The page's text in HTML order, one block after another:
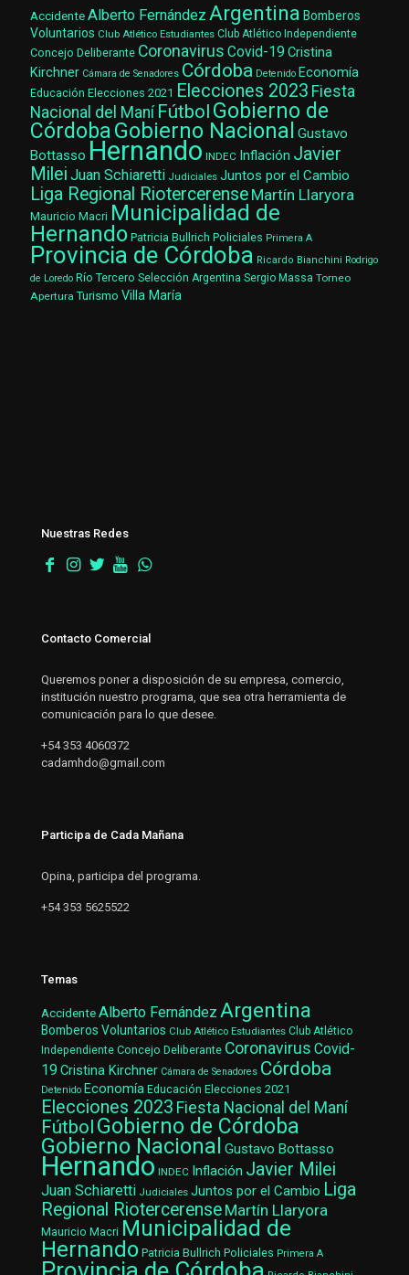
AccidenteAlberto Fernández Argentina Bomberos
Voluntarios Club Atlético Estudiantes Club Atlético Independiente
Concejo Deliberante Coronavirus Covid-19 Cristina
Kirchner Cámara de Senadores Córdoba Detenido Economía
Educación Elecciones 2021 Elecciones 2023 Fiesta
Nacional del Maní Fútbol Gobierno de
CórdobaGobierno Nacional Gustavo
Bottasso Hernando INDEC Inflación Javier
Milei Juan Schiaretti Judiciales Juntos por el Cambio
Liga Regional Riotercerense Martín Llaryora
Mauricio Macri Municipalidad de
Hernando Patricia Bullrich Policiales Primera A
Provincia de Córdoba Ricardo Bianchini Rodrigo
de Loredo Río Tercero Selección Argentina Sergio Massa Torneo
Apertura Turismo Villa María
Nuestras Redes
Contacto Comercial
Queremos poner a disposición de su empresa, comercio,
institución nuestro programa, que sea otra herramienta de
comunicación para lo que desee.
+54 353 4060372
cadamhdo@gmail.com
Participa de Cada Mañana
Opina, participa del programa.
+54 353 5625522
Temas
AccidenteAlberto Fernández Argentina
Bomberos Voluntarios Club Atlético Estudiantes Club Atlético
Independiente Concejo Deliberante Coronavirus Covid-
19 Cristina Kirchner Cámara de Senadores Córdoba
Detenido Economía Educación Elecciones 2021
Elecciones 2023 Fiesta Nacional del Maní
Fútbol Gobierno de Córdoba
Gobierno Nacional Gustavo Bottasso
Hernando INDEC Inflación Javier Milei
Juan Schiaretti Judiciales Juntos por el Cambio Liga
Regional Riotercerense Martín Llaryora
Mauricio Macri Municipalidad de
Hernando Patricia Bullrich Policiales Primera A